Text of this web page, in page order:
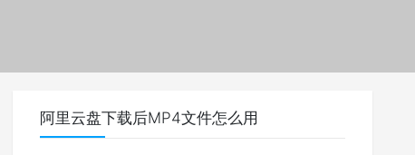
阿里云盘下载后MP4文件怎么用